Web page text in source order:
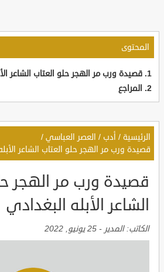
المحتوى
قصيدة ورب مر الهجر حلو العتاب الشاعر
المراجع
الرئيسية / أدب / العصر العباسي /
قصيدة ورب مر الهجر حلو العتاب الشاعر
قصيدة ورب مر الهجر
الشاعر الأبله البغدادي
الكاتب:المدير - 25 يونيو, 2022